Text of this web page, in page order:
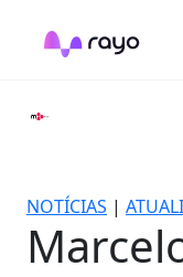
NOTÍCIAS |